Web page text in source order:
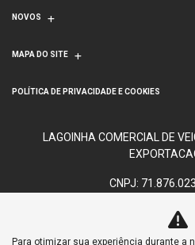
NOVOS
MAPA DO SITE
POLÍTICA DE PRIVACIDADE E COOKIES
LAGOINHA COMERCIAL DE
CNPJ:
Para otimizar sua experiência durante a